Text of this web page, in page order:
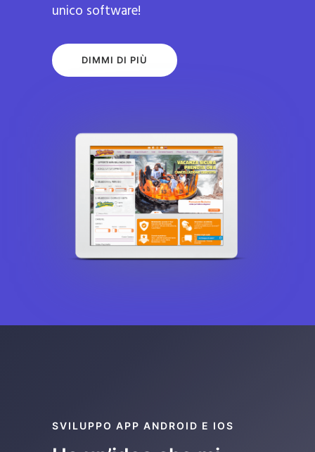
unico software!
DIMMI DI PIÙ
SVILUPPO APP ANDROID E IOS